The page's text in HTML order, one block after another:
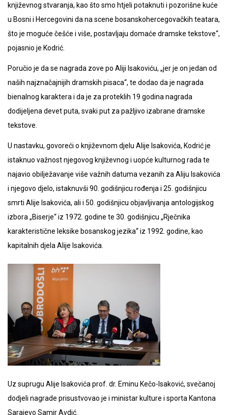
književnog stvaranja, kao što smo htjeli potaknuti i pozorišne kuće
u Bosni i Hercegovini da na scene bosanskohercegovačkih teatara,
što je moguće češće i više, postavljaju domaće dramske tekstove“,
pojasnio je Kodrić.
Poručio je da se nagrada zove po Aliji Isakoviću, „jer je on jedan od
naših najznačajnijih dramskih pisaca“, te dodao da je nagrada
bienalnog karaktera i da je za proteklih 19 godina nagrada
dodijeljena devet puta, svaki put za pažljivo izabrane dramske
tekstove.
U nastavku, govoreći o književnom djelu Alije Isakovića, Kodrić je
istaknuo važnost njegovog književnog i uopće kulturnog rada te
najavio obilježavanje više važnih datuma vezanih za Aliju Isakovića
i njegovo djelo, istaknuvši 90. godišnjicu rođenja i 25. godišnjicu
smrti Alije Isakovića, ali i 50. godišnjicu objavljivanja antologijskog
izbora „Biserje“ iz 1972. godine te 30. godišnjicu „Rječnika
karakteristične leksike bosanskog jezika“ iz 1992. godine, kao
kapitalnih djela Alije Isakovića.
Uz suprugu Alije Isakovića prof. dr. Eminu Kečo-Isaković, svečanoj
dodjeli nagrade prisustvovao je i ministar kulture i sporta Kantona
Sarajevo Samir Avdić.